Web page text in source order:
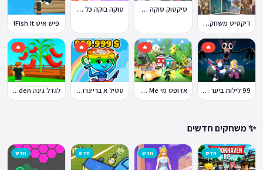
דיקסיט משחק Dixit
טיקטוק טוקה בוקה טוקה בוקה כל העולמות בחינם
פיש איט Fish It!
🔥
99 לילות ביער Nights in the Forest
🔥
אדופט מי Adopt Me!
🔥
סטיל א בריינרוט Steal a Brainrot
🔥
לגדל גינה Grow a Garden
✨ משחקים חדשים
חדש חדש חדש חדש